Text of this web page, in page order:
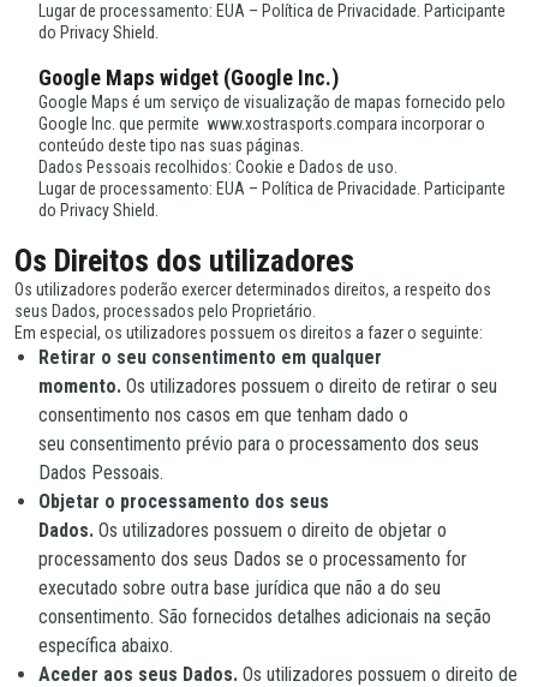
Lugar de processamento: EUA – Política de Privacidade. Participante
do Privacy Shield.
Google Maps widget (Google Inc.)
Google Maps é um serviço de visualização de mapas fornecido pelo
Google Inc. que permite www.xostrasports.compara incorporar o
conteúdo deste tipo nas suas páginas.
Dados Pessoais recolhidos: Cookie e Dados de uso.
Lugar de processamento: EUA – Política de Privacidade. Participante
do Privacy Shield.
Os Direitos dos utilizadores
Os utilizadores poderão exercer determinados direitos, a respeito dos
seus Dados, processados pelo Proprietário.
Em especial, os utilizadores possuem os direitos a fazer o seguinte:
Retirar o seu consentimento em qualquer
momento. Os utilizadores possuem o direito de retirar o seu
consentimento nos casos em que tenham dado o
seu consentimento prévio para o processamento dos seus
Dados Pessoais.
Objetar o processamento dos seus
Dados. Os utilizadores possuem o direito de objetar o
processamento dos seus Dados se o processamento for
executado sobre outra base jurídica que não a do seu
consentimento. São fornecidos detalhes adicionais na seção
específica abaixo.
Aceder aos seus Dados. Os utilizadores possuem o direito de